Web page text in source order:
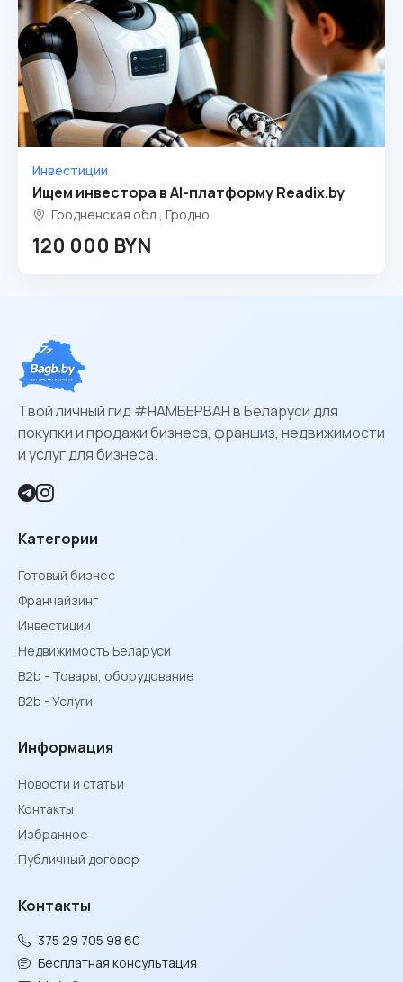
Инвестиции
Ищем инвестора в AI-платформу Readix.by
Гродненская обл., Гродно
120 000 BYN
Твой личный гид #НАМБЕРВАН в Беларуси для
покупки и продажи бизнеса, франшиз, недвижимости
и услуг для бизнеса.
Категории
Готовый бизнес
Франчайзинг
Инвестиции
Недвижимость Беларуси
B2b - Товары, оборудование
B2b - Услуги
Информация
Новости и статьи
Контакты
Избранное
Публичный договор
Контакты
375 29 705 98 60
Бесплатная консультация